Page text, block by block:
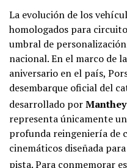
La evolución de los
homologados para
umbral de
nacional. En el marco de
aniversario en el país,
desembarque oficial del
desarrollado porManthey
representa únicamente
profunda reingeniería de
cinemáticos diseñada
pista. Para conmemorar